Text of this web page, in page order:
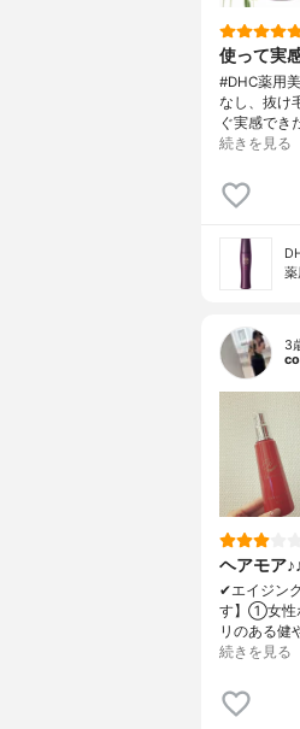
使って実
#DHC薬用
なし、抜け
ぐ実感でき
続きを見る
薬
3
ヘアモア
✔︎エイジン
す】①女性
リのある
続きを見る